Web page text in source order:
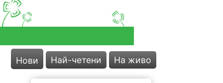
Нови Най-четени На живо